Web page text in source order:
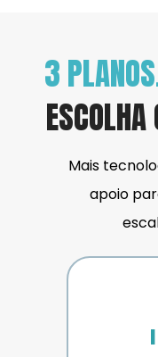
3
Mais
apoio